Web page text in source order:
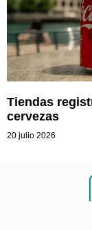
Tiendas
cervezas
20 julio 2026